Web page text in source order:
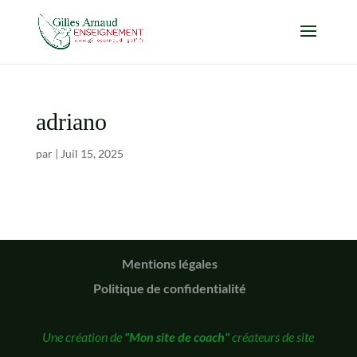
adriano
par | Juil 15, 2025
Mentions légales
Politique de confidentialité
Une création de "Mon site de coach"créateurs de site